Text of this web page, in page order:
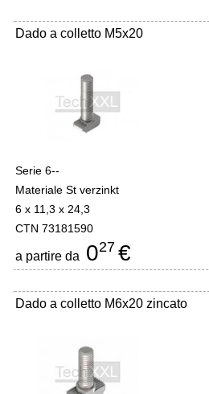
Dado a colletto M5x20
Serie 6--
Materiale St verzinkt
6 x 11,3 x 24,3
CTN 73181590
a partire da 027 €
Dado a colletto M6x20 zincato